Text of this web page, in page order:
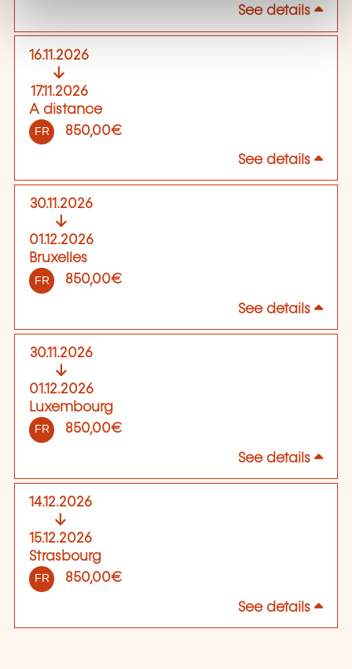
See details
16.11.2026
17.11.2026
A distance
FR 850,00€
See details
30.11.2026
01.12.2026
Bruxelles
FR 850,00€
See details
30.11.2026
01.12.2026
Luxembourg
FR 850,00€
See details
14.12.2026
15.12.2026
Strasbourg
FR 850,00€
See details